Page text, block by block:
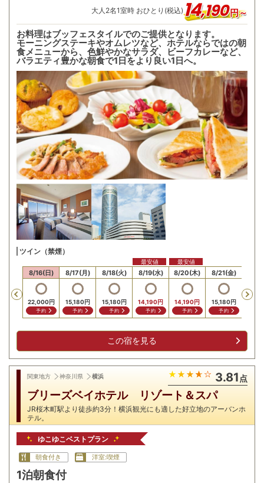
大人 2名1室時 おひとり(税込)14,190円～
お料理はブッフェスタイルでのご提供となります。
モーニングステーキやオムレツなど、ホテルならではの朝
食メニューから、色鮮やかなサラダ、ビーフカレーなど、
バラエティ豊かな朝食で1日をより良い1日へ。
ツイン（禁煙）
Previous
8/16(日)
22,000円
予約
8/17(月)
15,180円
予約
8/18(火)
15,180円
予約
8/19(水)
14,190円
予約
最安値
8/20(木)
14,190円
予約
最安値
8/21(金)
15,180円
予約
この宿を見る
関東地方 神奈川県 横浜 3.81 点
ブリーズベイホテル リゾート＆スパ
JR桜木町駅より徒歩約3分！横浜観光にも適した好立地のアーバンホ
テル。
ゆこゆこベストプラン
朝食付き 洋室:喫煙
1泊朝食付